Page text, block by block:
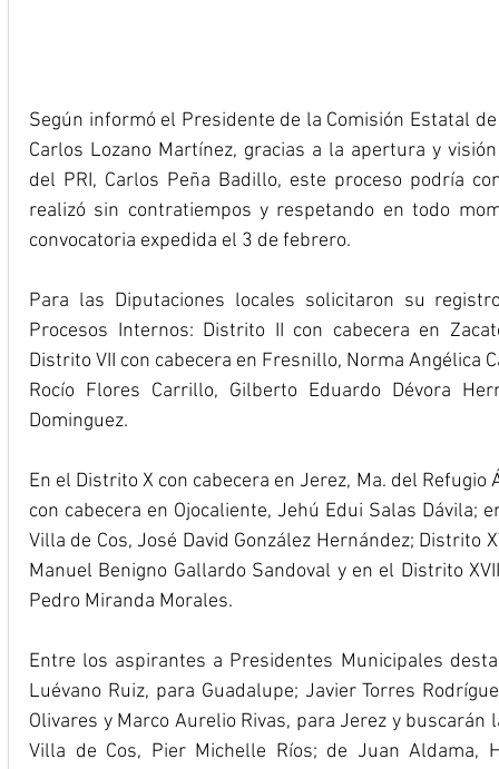
Según informó el Presidente de la Comisión Estatal
Carlos Lozano Martínez, gracias a la apertura y
del PRI, Carlos Peña Badillo, este proceso podría
realizó sin contratiempos y respetando en todo
convocatoria expedida el 3 de febrero.
Para las Diputaciones locales solicitaron su
Procesos Internos: Distrito II con cabecera en
Distrito VII con cabecera en Fresnillo, Norma Angélica
Rocío Flores Carrillo, Gilberto Eduardo Dévora
Dominguez.
En el Distrito X con cabecera en Jerez, Ma. del Refugio
con cabecera en Ojocaliente, Jehú Edui Salas Dávila;
Villa de Cos, José David González Hernández; Distrito
Manuel Benigno Gallardo Sandoval y en el Distrito
Pedro Miranda Morales.
Entre los aspirantes a Presidentes Municipales
Luévano Ruiz, para Guadalupe; Javier Torres
Olivares y Marco Aurelio Rivas, para Jerez y
Villa de Cos, Pier Michelle Ríos; de Juan Aldama,